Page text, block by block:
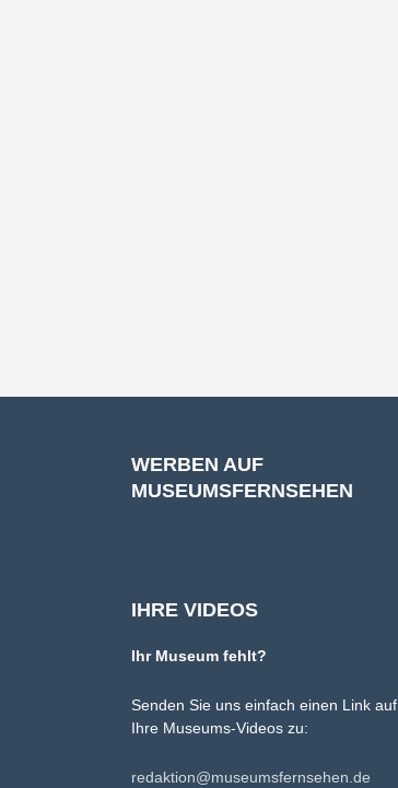
WERBEN AUF
MUSEUMSFERNSEHEN
IHRE VIDEOS
Ihr Museum fehlt?
Senden Sie uns einfach einen Link auf
Ihre Museums-Videos zu:
redaktion@museumsfernsehen.de